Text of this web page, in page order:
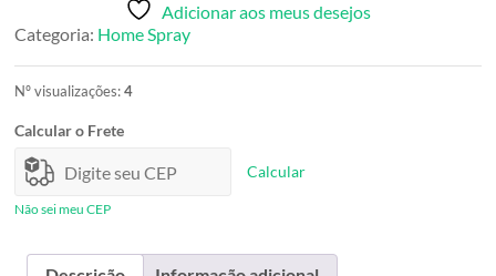
Branco
quantidade
Adicionar aos meus desejos
Categoria: Home Spray
Nº visualizações:4
Calcular o Frete
Calcular
Não sei meu CEP